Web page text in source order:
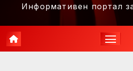
Информативен портал